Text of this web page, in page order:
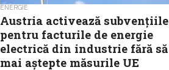
ENERGIE
Austria activează subvențiile
pentru facturile de energie
electrică din industrie fără să
mai aștepte măsurile UE